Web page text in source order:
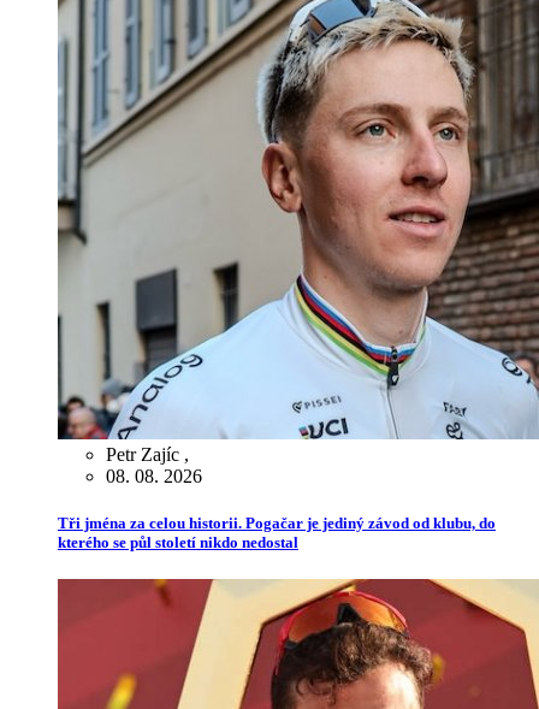
Petr Zajíc ,
08. 08. 2026
Tři jména za celou historii. Pogačar je jediný závod od klubu, do
kterého se půl století nikdo nedostal